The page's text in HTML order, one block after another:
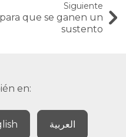
Siguiente
que se ganen un
sustento
en:
العربية